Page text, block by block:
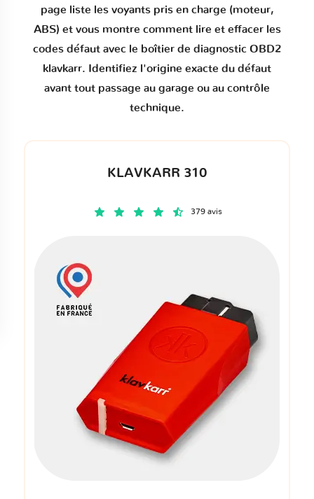
page liste les voyants pris en charge (moteur,
ABS) et vous montre comment lire et effacer les
codes défautavec le boîtier de diagnostic OBD2
klavkarr. Identifiez l'origine exacte du défaut
avant tout passage au garage ou au contrôle
technique.
KLAVKARR 310
379 avis